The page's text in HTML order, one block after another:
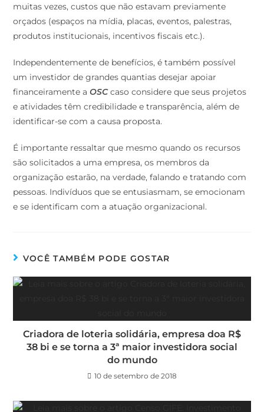
muitas vezes, custos que não estavam previamente
orçados (espaços na mídia, placas, eventos, palestras,
produtos institucionais, incentivos fiscais etc.).
Independentemente de benefícios, é também possível
um investidor de grandes quantias desejar apoiar
financeiramente aOSCcaso considere que seus projetos
e atividades têm credibilidade e transparência, além de
identificar-se com a causa proposta.
É importante ressaltar que mesmo quando os recursos
são solicitados a uma empresa, os membros da
organização estarão, na verdade, falando e tratando com
pessoas. Indivíduos que se entusiasmam, se emocionam
e se identificam com a atuação organizacional.
VOCÊ TAMBÉM PODE GOSTAR
Criadora de loteria solidária, empresa doa R$
38 bi e se torna a 3ª maior investidora social
do mundo
10 de setembro de 2018